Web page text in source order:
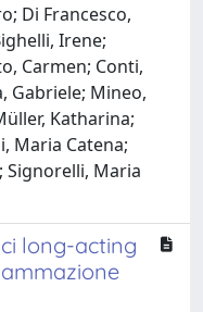
Di Francesco,
Irene;
Carmen; Conti,
Gabriele; Mineo,
Katharina;
Maria Catena;
Signorelli, Maria
long-acting